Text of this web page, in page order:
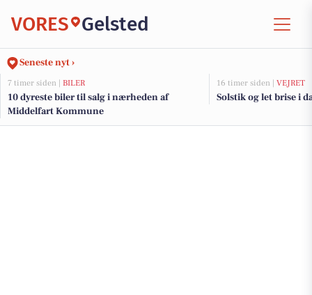
VORES Gelsted
Seneste nyt ›
7 timer siden | BILER
10 dyreste biler til salg i nærheden af
Middelfart Kommune
16 timer siden | VEJRET
Solstik og let brise i